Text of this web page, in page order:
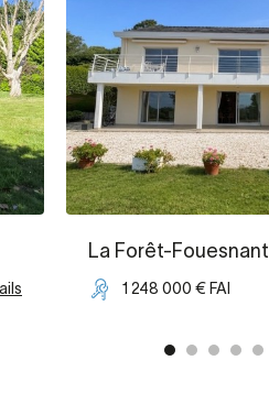
La Forêt-Fouesnant
1 248 000 € FAI